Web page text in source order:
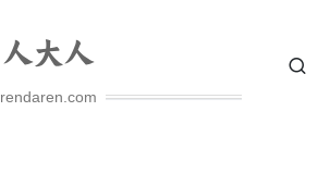
rendaren.com